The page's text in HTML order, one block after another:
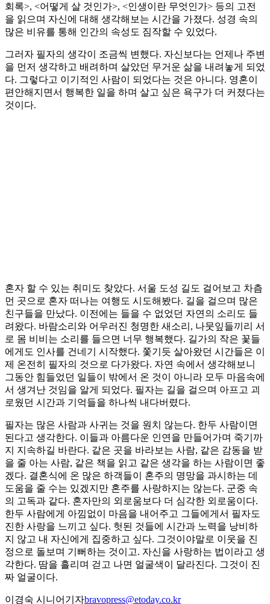
회록>, <어떻게 살 것인가>, <인생이란 무엇인가> 등의 고전
을 읽으며 자신에 대해 생각해보는 시간을 가졌다. 성경 속의
많은 비유를 통해 인간의 속성도 짐작할 수 있었다.
그러자 필자의 생각이 조금씩 변했다. 자신보다는 언제나 주변
을 먼저 생각하고 배려하며 살았던 무거운 삶을 내려놓게 되었
다. 그렇다고 이기적인 사람이 되었다는 것은 아니다. 영혼이
편안해지면서 행복한 일을 하며 살고 싶은 욕구가 더 커졌다는
것이다.
혼자 할 수 있는 취미도 찾았다. 서울 도성 길도 걸어보고 차츰
먼 곳으로 혼자 떠나는 여행도 시도해봤다. 길을 걸으며 많은
친구들을 만났다. 이전에는 들을 수 없었던 자연의 소리도 들
려왔다. 바람소리와 어우러진 청명한 새소리, 나뭇잎들끼리 서
로 몸 비비는 소리를 들으면 너무 행복했다. 길가의 작은 꽃들
에게도 인사를 건네기 시작했다. 쫓기듯 살아왔던 시간들은 이
제 온전히 필자의 것으로 다가왔다. 자연 속에서 생각해보니
그동안 힘들었던 일들이 밖에서 온 것이 아니라 모두 마음속에
서 생겨난 것임을 알게 되었다. 필자는 길을 걸으며 아프고 괴
로웠던 시간과 기억들을 하나씩 내다버렸다.
필자는 많은 사람과 사귀는 것을 원치 않는다. 한두 사람이면
된다고 생각한다. 이들과 아름다운 인연을 만들어가며 죽기까
지 지속하길 바란다. 같은 곳을 바라보는 사람, 같은 감동을 받
을 줄 아는 사람, 같은 책을 읽고 같은 생각을 하는 사람이면 좋
겠다. 결혼식에 온 많은 하객들이 혼주의 명망을 과시하는 데
도움을 줄 수는 있겠지만 혼주를 사랑하지는 않는다. 군중 속
의 고독과 같다. 혼자만의 외로움보다 더 심각한 외로움이다.
한두 사람에게 아낌없이 마음을 내어주고 그들에게서 필자도
진한 사랑을 느끼고 싶다. 헛된 것들에 시간과 노력을 낭비하
지 않고 내 자신에게 집중하고 싶다. 그것이야말로 이웃을 진
정으로 돌보며 기뻐하는 것이고. 자신을 사랑하는 법이라고 생
각한다. 땀을 흘리며 걷고 나면 얼굴색이 달라진다. 그것이 진
짜 얼굴이다.
이경숙 시니어기자bravopress@etoday.co.kr